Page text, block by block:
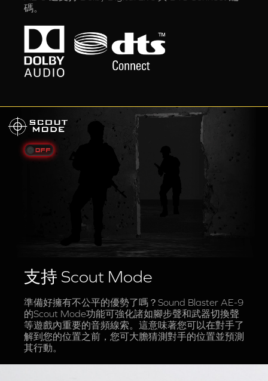
碼。
支持 Scout Mode
準備好擁有不公平的優勢了嗎？Sound Blaster AE-9
的Scout Mode功能可強化諸如腳步聲和武器切換聲
等遊戲內重要的音頻線索。這意味著您可以在對手了
解到您的位置之前，您可大膽猜測對手的位置並預測
其行動。